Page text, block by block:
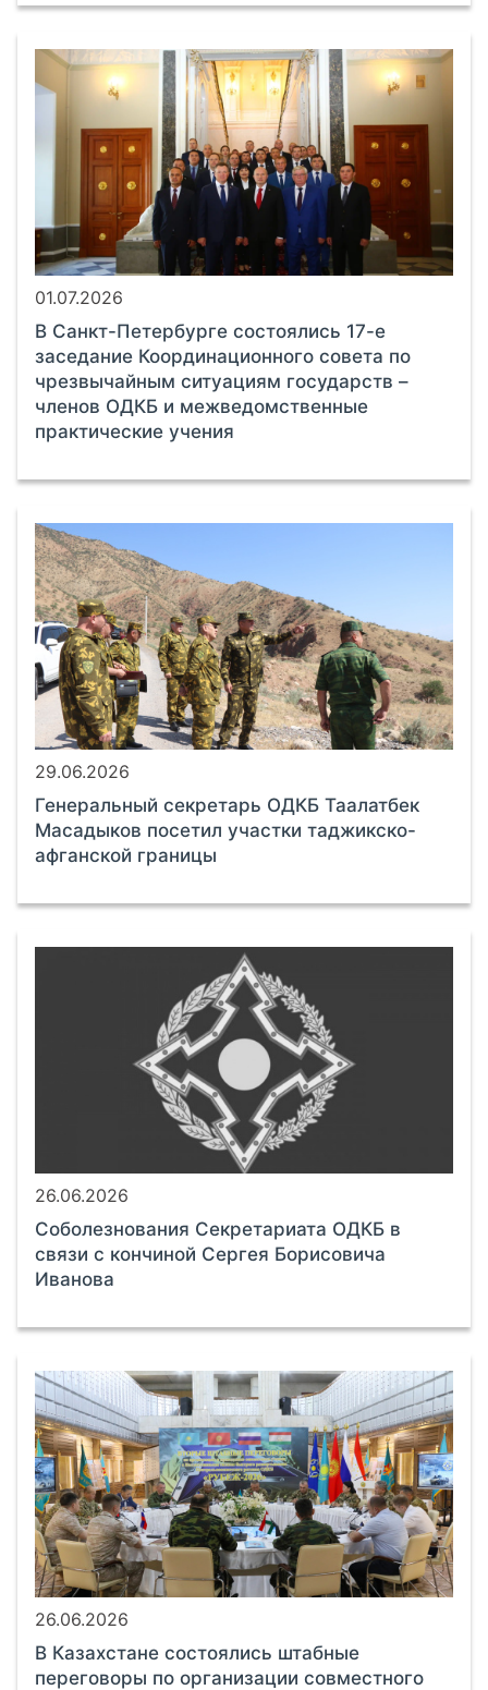
01.07.2026
В Санкт-Петербурге состоялись 17-е
заседание Координационного совета по
чрезвычайным ситуациям государств –
членов ОДКБ и межведомственные
практические учения
29.06.2026
Генеральный секретарь ОДКБ Таалатбек
Масадыков посетил участки таджикско-
афганской границы
26.06.2026
Соболезнования Секретариата ОДКБ в
связи с кончиной Сергея Борисовича
Иванова
26.06.2026
В Казахстане состоялись штабные
переговоры по организации совместного